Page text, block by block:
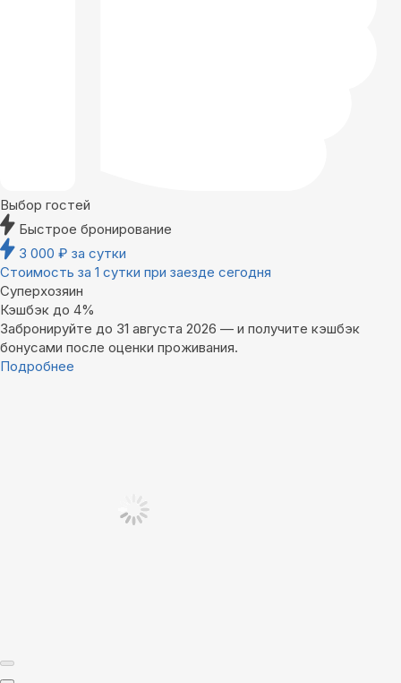
Выбор гостей
Быстрое бронирование
3 000 ₽ за сутки
Стоимость за 1 сутки при заезде сегодня
Суперхозяин
Кэшбэк до 4%
Забронируйте до 31 августа 2026 — и получите кэшбэк
бонусами после оценки проживания.
Подробнее